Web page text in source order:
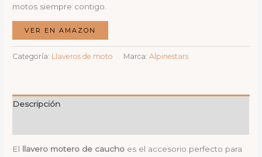
motos siempre contigo.
VER EN AMAZON
Categoría: Llaveros de moto Marca:Alpinestars
Descripción
El llavero motero de caucho es el accesorio perfecto para